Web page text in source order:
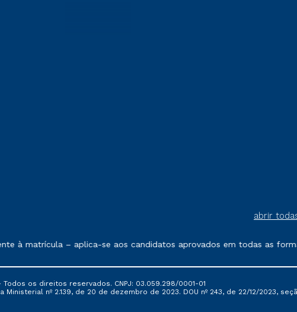
abrir
no contrato de prestação de serviços.
à matrícula – aplica-se aos candidatos aprovados em todas as
- Todos os direitos reservados. CNPJ: 03.059.298/0001-01
nº 2.139, de 20 de dezembro de 2023. DOU nº 243, de 22/12/2023,